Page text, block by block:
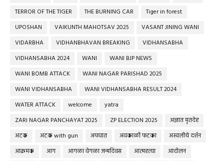
TERROR OF THE TIGER
THE BURNING CAR
Tiger in forest
UPOSHAN
VAIKUNTH MAHOTSAV 2025
VASANT JINING WANI
VIDARBHA
VIDHANBHAVAN BREAKING
VIDHANSABHA
VIDHANSABHA 2024
WANI
WANI BJP NEWS
WANI BOMB ATTACK
WANI NAGAR PARISHAD 2025
WANI VIDHANSABHA
WANI VIDHANSABHA RESULT 2024
WATER ATTACK
welcome
yatra
ZARI NAGAR PANCHAYAT 2025
ZP ELECTION 2025
अज्ञात मृतदेह
अटक
अटक with gun अपघात अवकाळी फटका
अस्वलीचे दर्शन
आक्रमक
आग आगळा वेगळा जन्मदिवस आत्महत्या
आंदोलन